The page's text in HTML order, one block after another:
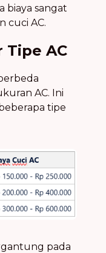
biaya sangat
cuci AC.
Tipe AC
AC. Ini
tipe
pada